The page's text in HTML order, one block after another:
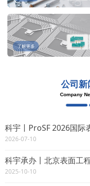
科宇丨ProSF 2026国际
2026-07-10
2025-10-10
公司新
Company
了解更多